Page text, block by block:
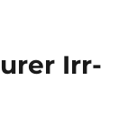
Irr-